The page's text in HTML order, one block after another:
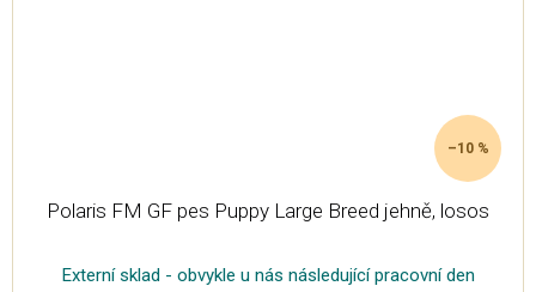
–10 %
Polaris FM GF pes Puppy Large Breed jehně, losos
Externí sklad - obvykle u nás následující pracovní den